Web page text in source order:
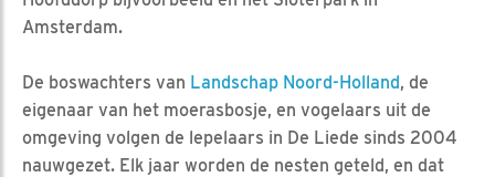
Amsterdam.
De boswachters van Landschap Noord-Holland, de
eigenaar van het moerasbosje, en vogelaars uit de
omgeving volgen de lepelaars in De Liede sinds 2004
nauwgezet. Elk jaar worden de nesten geteld, en dat